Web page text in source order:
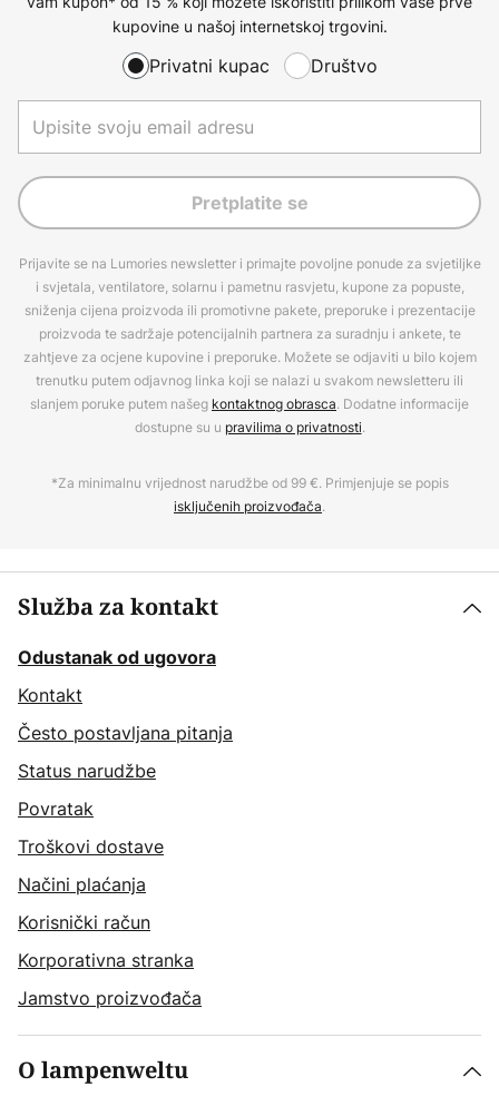
kupovine u našoj internetskoj trgovini.
Privatni kupac Društvo
Pretplatite se
Prijavite se na Lumories newsletter i primajte povoljne ponude za svjetiljke
i svjetala, ventilatore, solarnu i pametnu rasvjetu, kupone za popuste,
sniženja cijena proizvoda ili promotivne pakete, preporuke i prezentacije
proizvoda te sadržaje potencijalnih partnera za suradnju i ankete, te
zahtjeve za ocjene kupovine i preporuke. Možete se odjaviti u bilo kojem
trenutku putem odjavnog linka koji se nalazi u svakom newsletteru ili
slanjem poruke putem našeg kontaktnog obrasca. Dodatne informacije
dostupne su u pravilima o privatnosti.
*Za minimalnu vrijednost narudžbe od 99 €. Primjenjuje se popis
isključenih proizvođača.
Služba za kontakt
Odustanak od ugovora
Kontakt
Često postavljana pitanja
Status narudžbe
Povratak
Troškovi dostave
Načini plaćanja
Korisnički račun
Korporativna stranka
Jamstvo proizvođača
O lampenweltu